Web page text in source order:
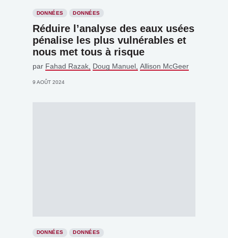
DONNÉES DONNÉES
Réduire l’analyse des eaux usées
pénalise les plus vulnérables et
nous met tous à risque
par Fahad Razak Doug Manuel Allison McGeer
9 AOÛT 2024
DONNÉES DONNÉES